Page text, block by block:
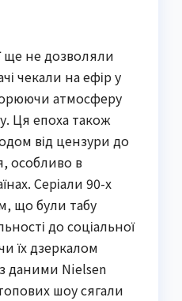
ще не дозволяли
чекали на ефір у
атмосферу
Ця епоха також
від цензури до
особливо в
Серіали 90-х
що були табу
до соціальної
їх дзеркалом
з даними Nielsen
шоу сягали